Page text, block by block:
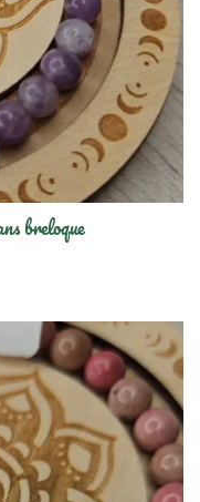
breloque